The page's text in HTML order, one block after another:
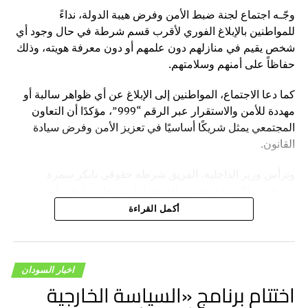
وجّـه اجتماع لجنة ضبط الأمن وفرض هيبة الدولة، نداءً
للمواطنين بالإبلاغ الفوري لأقرب قسم شرطة في حال وجود أي
شخص يقيم في منازلهم دون علمهم أو دون معرفة هويته، وذلك
حفاظاً على أمنهم وسلامتهم.
كما دعا الاجتماع، المواطنين إلى الإبلاغ عن أي ظواهر سالبة أو
مهددة للأمن والاستقرار عبر الرقم “999”، مؤكدًا أن التعاون
المجتمعي يمثل شريكًا أساسيًا في تعزيز الأمن وفرض سيادة
القانون.
المنعم فضل حسين، مدير عام قوات الشرطة، وأعضاء اللجنة.
ناقش تقارير أداء اللجان المختلفة، واطمأن على الجهود الكبيرة
التي تبذلها اللجان في إسناد لجنة أمن ولاية الخرطوم، وتعزيز
الأمن والاستقرار بالولاية، وتهيئة الظروف المُناسبة لتسهيل عودة
أكمل القراءة
اخبار السودان
اختتام برنامج «السياسة الخارجية